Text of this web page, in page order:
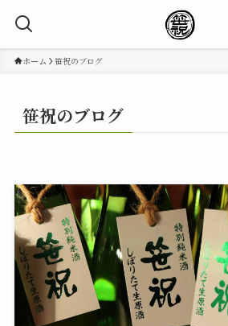
ホーム 笹祝のブログ
笹祝のブログ